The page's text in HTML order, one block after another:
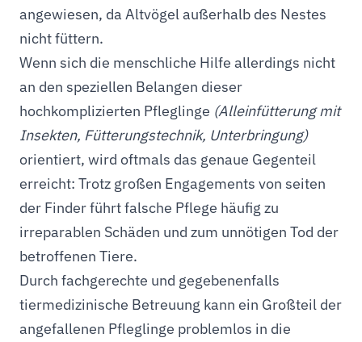
angewiesen, da Altvögel außerhalb des Nestes
nicht füttern.
Wenn sich die menschliche Hilfe allerdings nicht
an den speziellen Belangen dieser
hochkomplizierten Pfleglinge (Alleinfütterung mit
Insekten, Fütterungstechnik, Unterbringung)
orientiert, wird oftmals das genaue Gegenteil
erreicht: Trotz großen Engagements von seiten
der Finder führt falsche Pflege häufig zu
irreparablen Schäden und zum unnötigen Tod der
betroffenen Tiere.
Durch fachgerechte und gegebenenfalls
tiermedizinische Betreuung kann ein Großteil der
angefallenen Pfleglinge problemlos in die